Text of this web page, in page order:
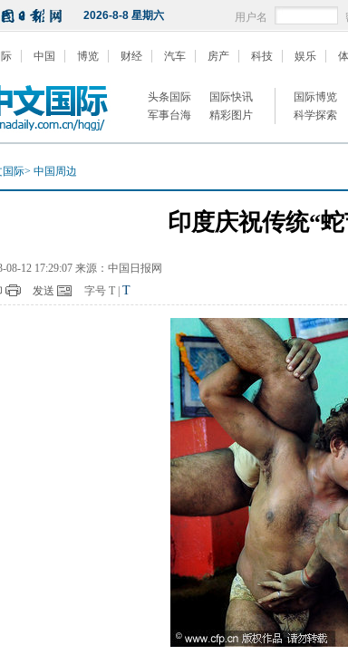
2026-8-8 星期六 用户名
中国 博览 财经 汽车 房产 科技 娱乐
头条国际
国际快讯
军事台海
精彩图片
国际博览
科学探索
国际> 中国周边
印度庆祝传统“
08-12 17:29:07 来源：中国日报网
发送 字号 T T